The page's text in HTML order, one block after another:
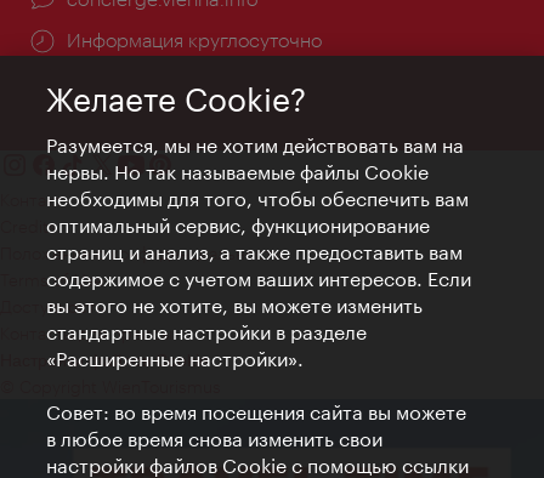
Информация круглосуточно
Контакт
Credits
Положение о конфиденциальности
Terms of Use
Доступность
Контакты для прессы
Настройки файлов Cookie
Желаете Cookie?
Разумеется, мы не хотим действовать вам на
нервы. Но так называемые файлы Cookie
необходимы для того, чтобы обеспечить вам
оптимальный сервис, функционирование
страниц и анализ, а также предоставить вам
содержимое с учетом ваших интересов. Если
вы этого не хотите, вы можете изменить
стандартные настройки в разделе
«Расширенные настройки».
Совет: во время посещения сайта вы можете
в любое время снова изменить свои
настройки файлов Cookie с помощью ссылки